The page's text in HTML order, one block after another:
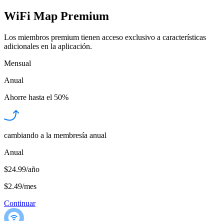
WiFi Map Premium
Los miembros premium tienen acceso exclusivo a características
adicionales en la aplicación.
Mensual
Anual
Ahorre hasta el 50%
cambiando a la membresía anual
Anual
$24.99/año
$2.49/mes
Continuar